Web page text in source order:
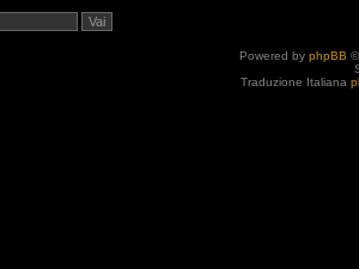
Powered by phpBB
Traduzione Italiana